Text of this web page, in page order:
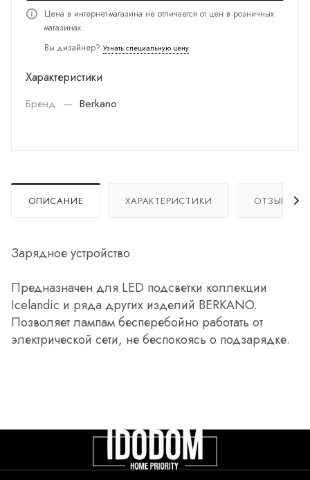
Цена в интернет-магазина не отличается от цен в розничных
магазинах.
Вы дизайнер? Узнать специальную цену
Характеристики
Бренд — Berkano
ОПИСАНИЕ ХАРАКТЕРИСТИКИ ОТЗЫВЫ
Зарядное устройство
Предназначен для LED подсветки коллекции
Icelandic и ряда других изделий BERKANO.
Позволяет лампам бесперебойно работать от
электрической сети, не беспокоясь о подзарядке.